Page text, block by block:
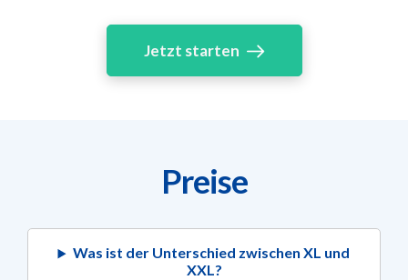
Jetzt starten
Preise
Was ist der Unterschied zwischen XL und
XXL?